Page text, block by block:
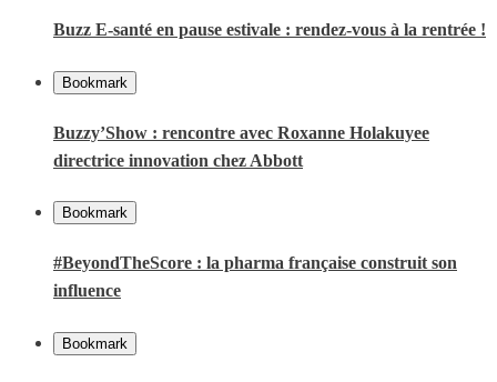
Buzz E-santé en pause estivale : rendez-vous à la rentrée !
Bookmark
Buzzy’Show : rencontre avec Roxanne Holakuyee
directrice innovation chez Abbott
Bookmark
#BeyondTheScore : la pharma française construit son
influence
Bookmark